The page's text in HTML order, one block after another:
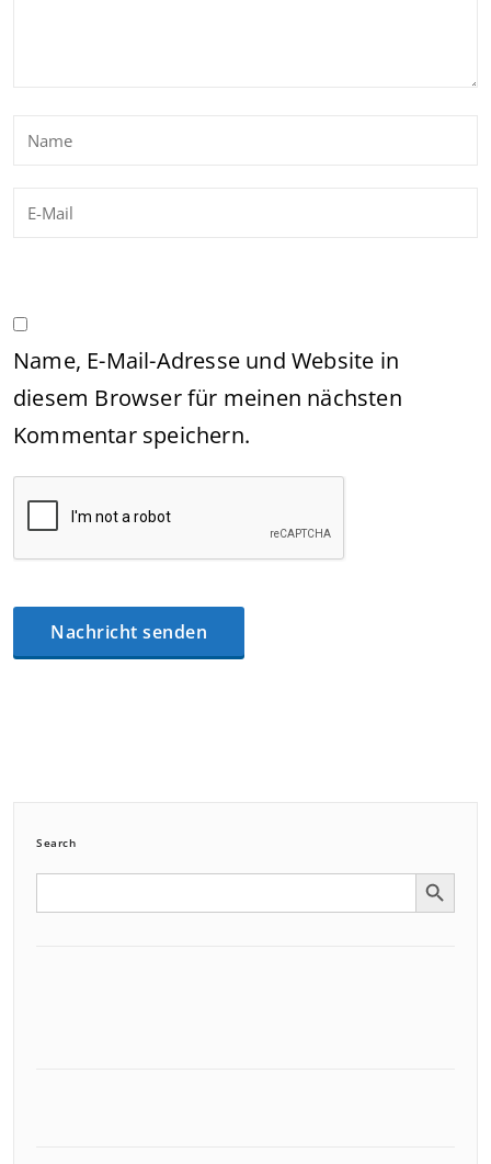
Name, E-Mail-Adresse und Website in
diesem Browser für meinen nächsten
Kommentar speichern.
Search
Search Search Button